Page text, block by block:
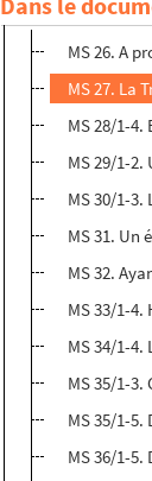
MS 26-66.
MS 26. A
MS 27. La
MS 28/1-
MS 29/1-
MS 30/1-
MS 31. Un
MS 32.
MS 33/1-4.
MS 34/1-
MS 35/1-
MS 35/1-
MS 36/1-